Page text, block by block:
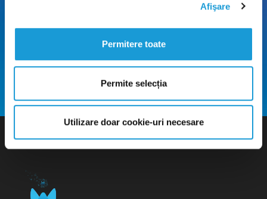
Afişare
Permitere toate
Permite selecția
Utilizare doar cookie-uri necesare